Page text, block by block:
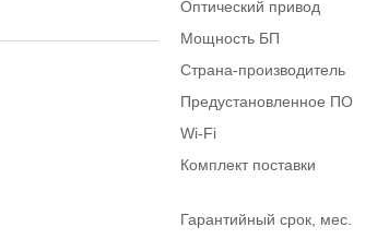
Оптический привод
Мощность БП
Страна-производитель
Предустановленное ПО
Wi-Fi
Комплект поставки
Гарантийный срок, мес.